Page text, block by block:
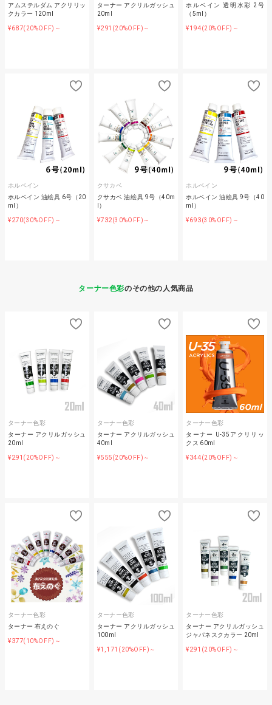
アムステルダム アクリリッ
クカラー 120ml
¥687(20%OFF)～
ターナー アクリルガッシュ
20ml
¥291 (20%OFF)～
ホルベイン 透明水彩 2号
（5ml）
¥194(20%OFF)～
ホルベイン
ホルベイン 油絵具 6号（20
ml）
¥270(30%OFF)～
クサカベ
クサカベ 油絵具 9号（40m
l）
¥732(30%OFF)～
ホルベイン
ホルベイン 油絵具 9号（40
ml）
¥693(30%OFF)～
ターナー色彩のその他の人気商品
ターナー色彩
ターナー アクリルガッシュ
20ml
¥291 (20%OFF)～
ターナー色彩
ターナー アクリルガッシュ
40ml
¥555(20%OFF)～
ターナー色彩
ターナー U-35アクリリッ
クス 60ml
¥344(20%OFF)～
ターナー色彩
ターナー 布えのぐ
¥377(10%OFF)～
ターナー色彩
ターナー アクリルガッシュ
100ml
¥1,171 (20%OFF)～
ターナー色彩
ターナー アクリルガッシュ
ジャパネスクカラー 20ml
¥291 (20%OFF)～